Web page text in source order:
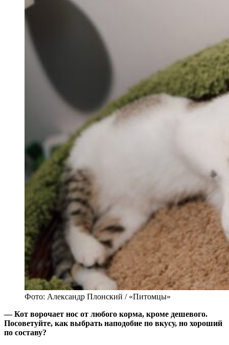
Фото: Александр Плонский / «Питомцы»
— Кот ворочает нос от любого корма, кроме дешевого.
Посоветуйте, как выбрать наподобие по вкусу, но хороший
по составу?